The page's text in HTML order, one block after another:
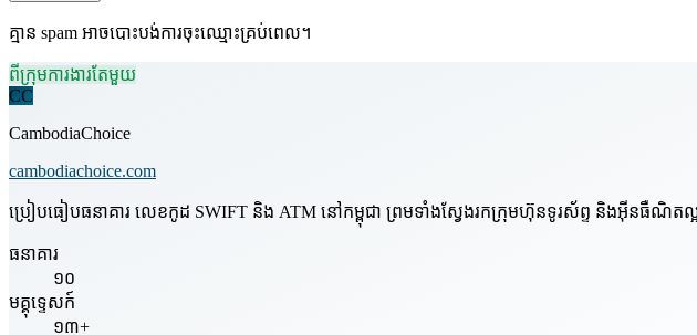
គ្មាន spam អាចបោះបង់ការចុះឈ្មោះគ្រប់ពេល។
ពីក្រុមការងារតែមួយ
CC
CambodiaChoice
cambodiachoice.com
ប្រៀបធៀបធនាគារ លេខកូដ SWIFT និង ATM នៅកម្ពុជា ព្រមទាំងស្វែងរកក្រុមហ៊ុនទូរស័ព្ទ និងអ៊ីនធឺណិ
ធនាគារ
១០
មគ្គុទ្ទេសក៍
១៣+